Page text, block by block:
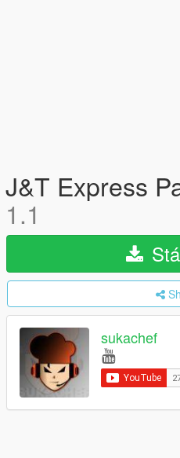
J&T Express
1.1
sukachef